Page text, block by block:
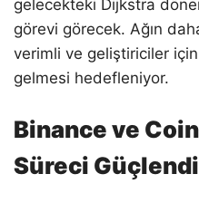
gelecekteki Dijkstra
görevi görecek. Ağın
verimli ve geliştiriciler için
gelmesi hedefleniyor.
Binance ve
Süreci